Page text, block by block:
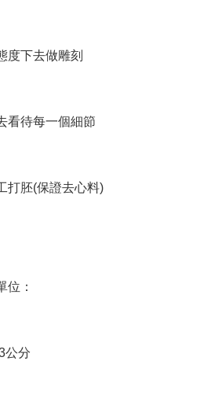
度下去做雕刻
看待每一個細節
打胚(保證去心料)
位：
公分